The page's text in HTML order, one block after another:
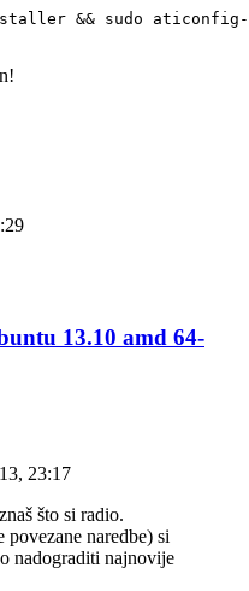
&& sudo
13.10 amd 64-
23:17
što si radio.
naredbe) si
nadograditi najnovije